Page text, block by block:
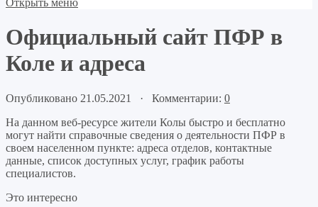
Открыть меню
Официальный сайт ПФР в
Коле и адреса
Опубликовано 21.05.2021 · Комментарии: 0
На данном веб-ресурсе жители Колы быстро и бесплатно
могут найти справочные сведения о деятельности ПФР в
своем населенном пункте: адреса отделов, контактные
данные, список доступных услуг, график работы
специалистов.
Это интересно